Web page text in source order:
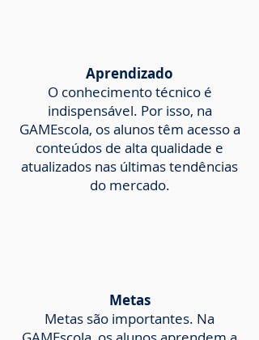
Aprendizado
O conhecimento técnico é
indispensável. Por isso, na
GAMEscola, os alunos têm acesso a
conteúdos de alta qualidade e
atualizados nas últimas tendências
do mercado.
Metas
Metas são importantes. Na